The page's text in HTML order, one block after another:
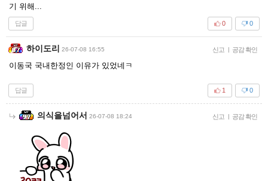
기 위해...
답글 0
0
하이도리 26-07-08 16:55 신고 | 공감 확인
이동국 국내한정인 이유가 있었네ㅋ
답글 0
1
의식을넘어서 26-07-08 18:24 신고 | 공감 확인